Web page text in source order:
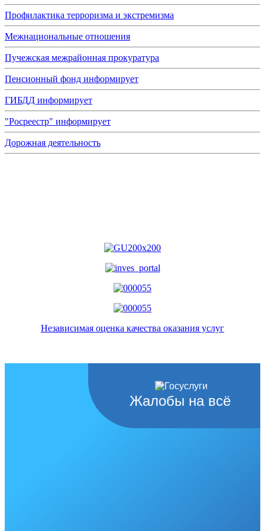
Профилактика терроризма и экстремизма
Межнациональные отношения
Пучежская межрайонная прокуратура
Пенсионный фонд информирует
ГИБДД информирует
"Росреестр" информирует
Дорожная деятельность
Независимая оценка качества оказания услуг
Жалобы на всё